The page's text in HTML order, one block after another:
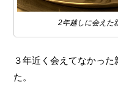
2年越しに会えた
３年近く会えてなかっ
た。